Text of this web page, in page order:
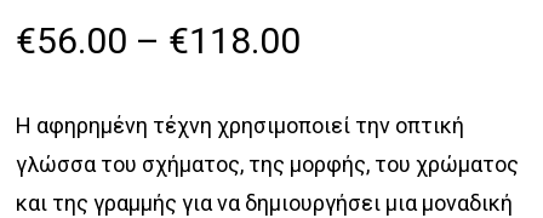
€56.00 – €118.00
€56.00
through
€118.00
Η αφηρημένη τέχνη χρησιμοποιεί την οπτική
γλώσσα του σχήματος, της μορφής, του χρώματος
και της γραμμής για vα δημιουργήσει μια μοναδική